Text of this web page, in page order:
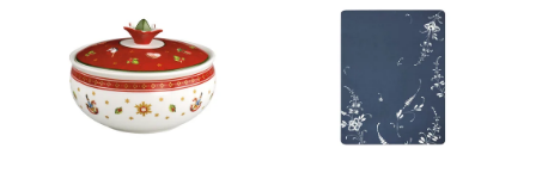
Najdrahšie
Najpredávanejšie
Abecedne